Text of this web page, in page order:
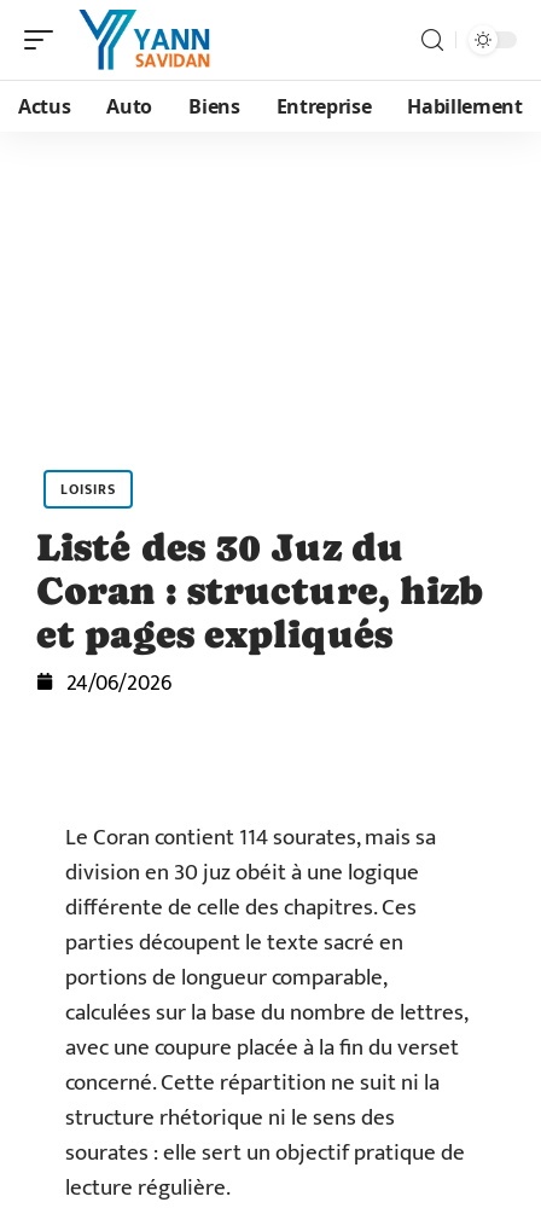
Actus Auto Biens Entreprise Habillement
LOISIRS
Listé des 30 Juz du
Coran : structure, hizb
et pages expliqués
24/06/2026
Le Coran contient 114 sourates, mais sa
division en 30 juz obéit à une logique
différente de celle des chapitres. Ces
parties découpent le texte sacré en
portions de longueur comparable,
calculées sur la base du nombre de lettres,
avec une coupure placée à la fin du verset
concerné. Cette répartition ne suit ni la
structure rhétorique ni le sens des
sourates : elle sert un objectif pratique de
lecture régulière.